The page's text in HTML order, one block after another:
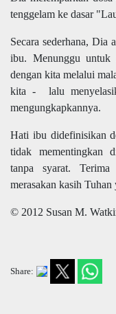
tenggelam ke dasar
Secara sederhana, Dia
ibu. Menunggu untuk
dengan kita melalui
kita - lalu
mengungkapkannya.
Hati ibu didefinisikan
tidak mementingkan
tanpa syarat.
merasakan kasih
© 2012 Susan M.
Share: